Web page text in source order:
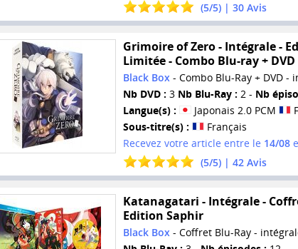
(5/5) | 30Avis
Grimoire of Zero - Intégrale -
Limitée - Combo Blu-ray + DVD
Black Box- Combo Blu-Ray + DVD -
Nb DVD : 3 Nb Blu-Ray : 2 - Nb
Langue(s) :
Japonais 2.0 PCM
Sous-titre(s) :
Français
Recevez votre article entre le 14/08
(5/5) | 42Avis
Katanagatari - Intégrale -
Edition Saphir
Black Box - Coffret Blu-Ray -